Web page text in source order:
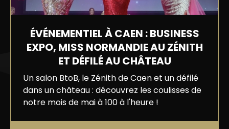
ÉVÉNEMENTIEL À CAEN : BUSINESS
EXPO, MISS NORMANDIE AU ZÉNITH
ET DÉFILÉ AU CHÂTEAU
Un salon BtoB, le Zénith de Caen et un défilé
dans un château : découvrez les coulisses de
notre mois de mai à 100 à l'heure !